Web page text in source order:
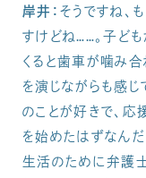
岸井：そうですね、
すけどね……。子ど
くると歯車が噛み
を演じながらも感じ
のことが好きで、
を始めたはずなん
生活のために弁護